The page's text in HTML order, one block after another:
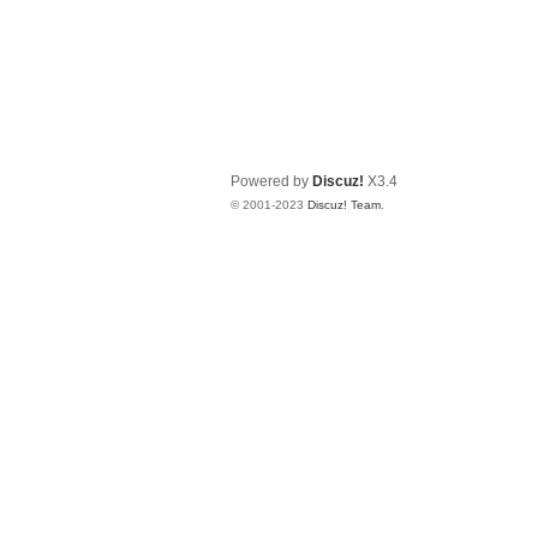
Powered by Discuz! X3.4
© 2001-2023 Discuz! Team